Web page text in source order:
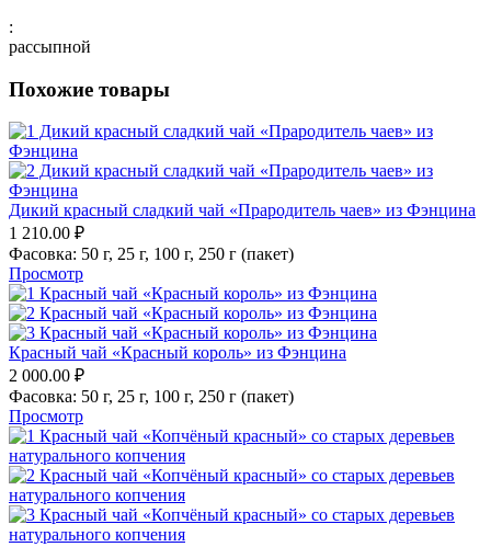
:
рассыпной
Похожие товары
Дикий красный сладкий чай «Прародитель чаев» из Фэнцина
1 210.00 ₽
Фасовка: 50 г, 25 г, 100 г, 250 г (пакет)
Просмотр
Красный чай «Красный король» из Фэнцина
2 000.00 ₽
Фасовка: 50 г, 25 г, 100 г, 250 г (пакет)
Просмотр